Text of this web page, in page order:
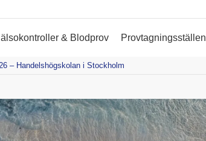
& Blodprov Provtagningsställen
– Handelshögskolan i Stockholm